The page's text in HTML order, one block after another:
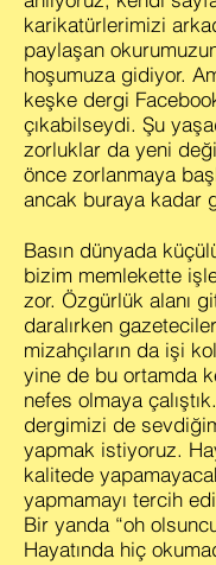
karikatürlerimizi
paylaşan
hoşumuza gidiyor.
keşke dergi
çıkabilseydi. Şu
zorluklar da yeni
önce zorlanmaya
ancak buraya kadar
Basın dünyada
bizim memlekette
zor. Özgürlük alanı
daralırken
mizahçıların da işi
yine de bu ortamda
nefes olmaya
dergimizi de
yapmak istiyoruz.
kalitede
yapmamayı tercih
Bir yanda “oh
Hayatında hiç